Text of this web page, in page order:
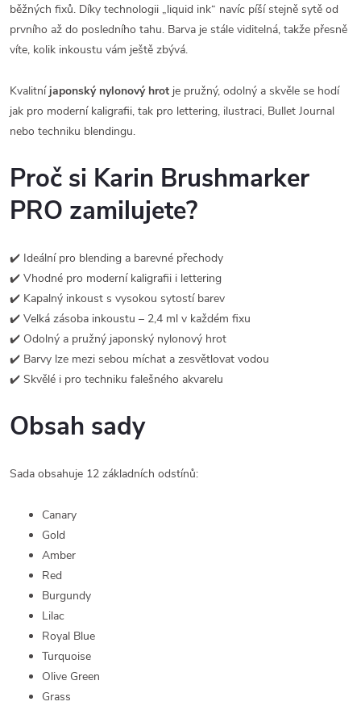
běžných fixů. Díky technologii „liquid ink“ navíc píší stejně sytě od
prvního až do posledního tahu. Barva je stále viditelná, takže přesně
víte, kolik inkoustu vám ještě zbývá.
Kvalitníjaponský nylonový hrot je pružný, odolný a skvěle se hodí
jak pro moderní kaligrafii, tak pro lettering, ilustraci, Bullet Journal
nebo techniku blendingu.
Proč si Karin Brushmarker
PRO zamilujete?
✔️ Ideální pro blending a barevné přechody
✔️ Vhodné pro moderní kaligrafii i lettering
✔️ Kapalný inkoust s vysokou sytostí barev
✔️ Velká zásoba inkoustu – 2,4 ml v každém fixu
✔️ Odolný a pružný japonský nylonový hrot
✔️ Barvy lze mezi sebou míchat a zesvětlovat vodou
✔️ Skvělé i pro techniku falešného akvarelu
Obsah sady
Sada obsahuje 12 základních odstínů:
Canary
Gold
Amber
Red
Burgundy
Lilac
Royal Blue
Turquoise
Olive Green
Grass